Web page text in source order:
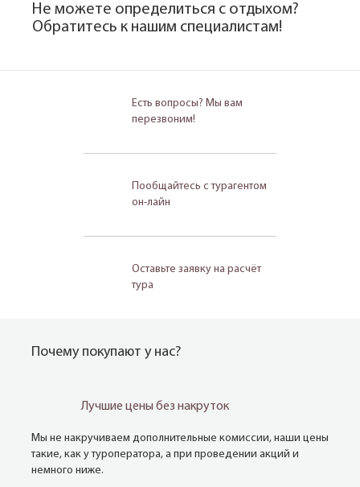
Не можете определиться с отдыхом?
Обратитесь к нашим специалистам!
Есть вопросы? Мы вам
перезвоним!
Пообщайтесь с турагентом
он-лайн
Оставьте заявку на расчёт
тура
Почему покупают у нас?
Лучшие цены без накруток
Мы не накручиваем дополнительные комиссии, наши цены
такие, как у туроператора, а при проведении акций и
немного ниже.